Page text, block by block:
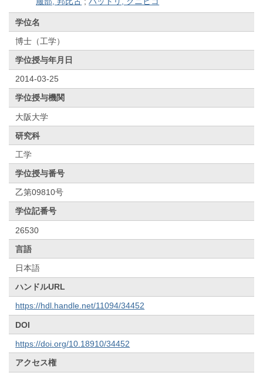
学位名
博士（工学）
学位授与年月日
2014-03-25
学位授与機関
大阪大学
研究科
工学
学位授与番号
乙第09810号
学位記番号
26530
言語
日本語
ハンドルURL
https://hdl.handle.net/11094/34452
DOI
https://doi.org/10.18910/34452
アクセス権